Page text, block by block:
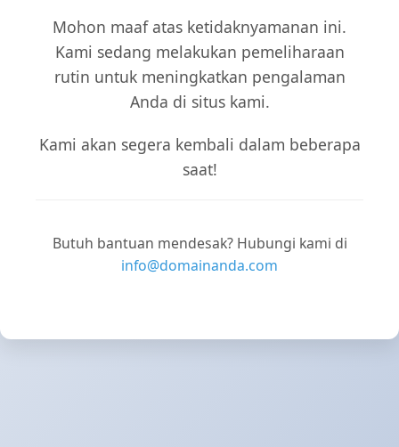
Mohon maaf atas ketidaknyamanan ini.
Kami sedang melakukan pemeliharaan
rutin untuk meningkatkan pengalaman
Anda di situs kami.
Kami akan segera kembali dalam beberapa
saat!
Butuh bantuan mendesak? Hubungi kami di
info@domainanda.com